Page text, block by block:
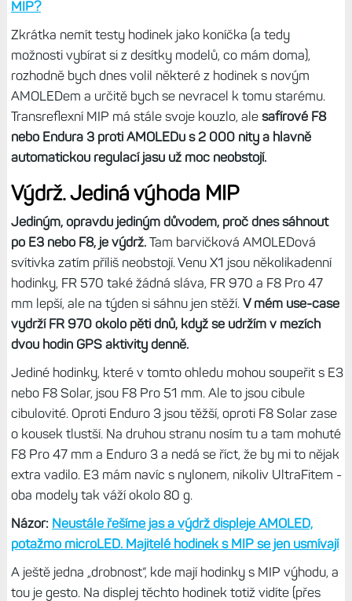
staré
FR 970, následovaly Endura a jako poslední bych volil
Fénixy 8 (a to jsem je měl s Gorillou, ne v safíru). Naprostá
bída pak jsou původní Epixy se safírem, které bych si pro
venkovní aktivity nevybral ani omylem. Jasně, dřív jiné
nebyly, alednes už je starý AMOLED se safírem za
zenitem.
Další detaily:Srovnání: Forerunner 970 vs. Enduro 3. Jaké
jsou nejlehčí mapové hodinky s displejem 1,4“ AMOLED a
MIP?
Zkrátka nemít testy hodinek jako koníčka (a tedy
možnosti vybírat si z desítky modelů, co mám doma),
rozhodně bych dnes volil některé z hodinek s novým
AMOLEDem a určitě bych se nevracel k tomu starému.
Transreflexní MIP má stále svoje kouzlo, alesafírové F8
nebo Endura 3 proti AMOLEDu s 2 000 nity a hlavně
automatickou regulací jasu už moc neobstojí.
Výdrž. Jediná výhoda MIP
Jediným, opravdu jediným důvodem, proč dnes sáhnout
po E3 nebo F8, je výdrž.Tam barvičková AMOLEDová
svítivka zatím příliš neobstojí. Venu X1 jsou několikadenní
hodinky, FR 570 také žádná sláva, FR 970 a F8 Pro 47
mm lepší, ale na týden si sáhnu jen stěží.
vydrží FR 970 okolo pěti dnů, když se udržím v mezích
dvou hodin GPS aktivity denně.
Jediné hodinky, které v tomto ohledu mohou soupeřit s E3
nebo F8 Solar, jsou F8 Pro 51 mm. Ale to jsou cibule